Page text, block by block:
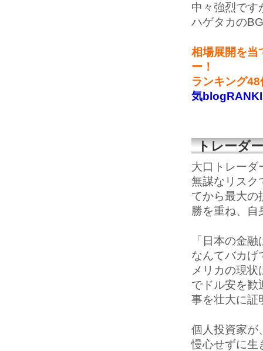
中々強烈です
ハゲタカの
相場展開を当
ー！
ランキング
気
トレーダ
大口トレーダ
無謀なリスク
てから最大の
勝を重ね、自
「日本の金
なんてバカげ
メリカの現
でドル安を歓
事を壮大に証
個人投資家が
慢心せずに生